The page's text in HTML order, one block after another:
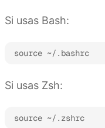
Si usas Bash:
source ~/.bashrc
Si usas Zsh:
source ~/.zshrc